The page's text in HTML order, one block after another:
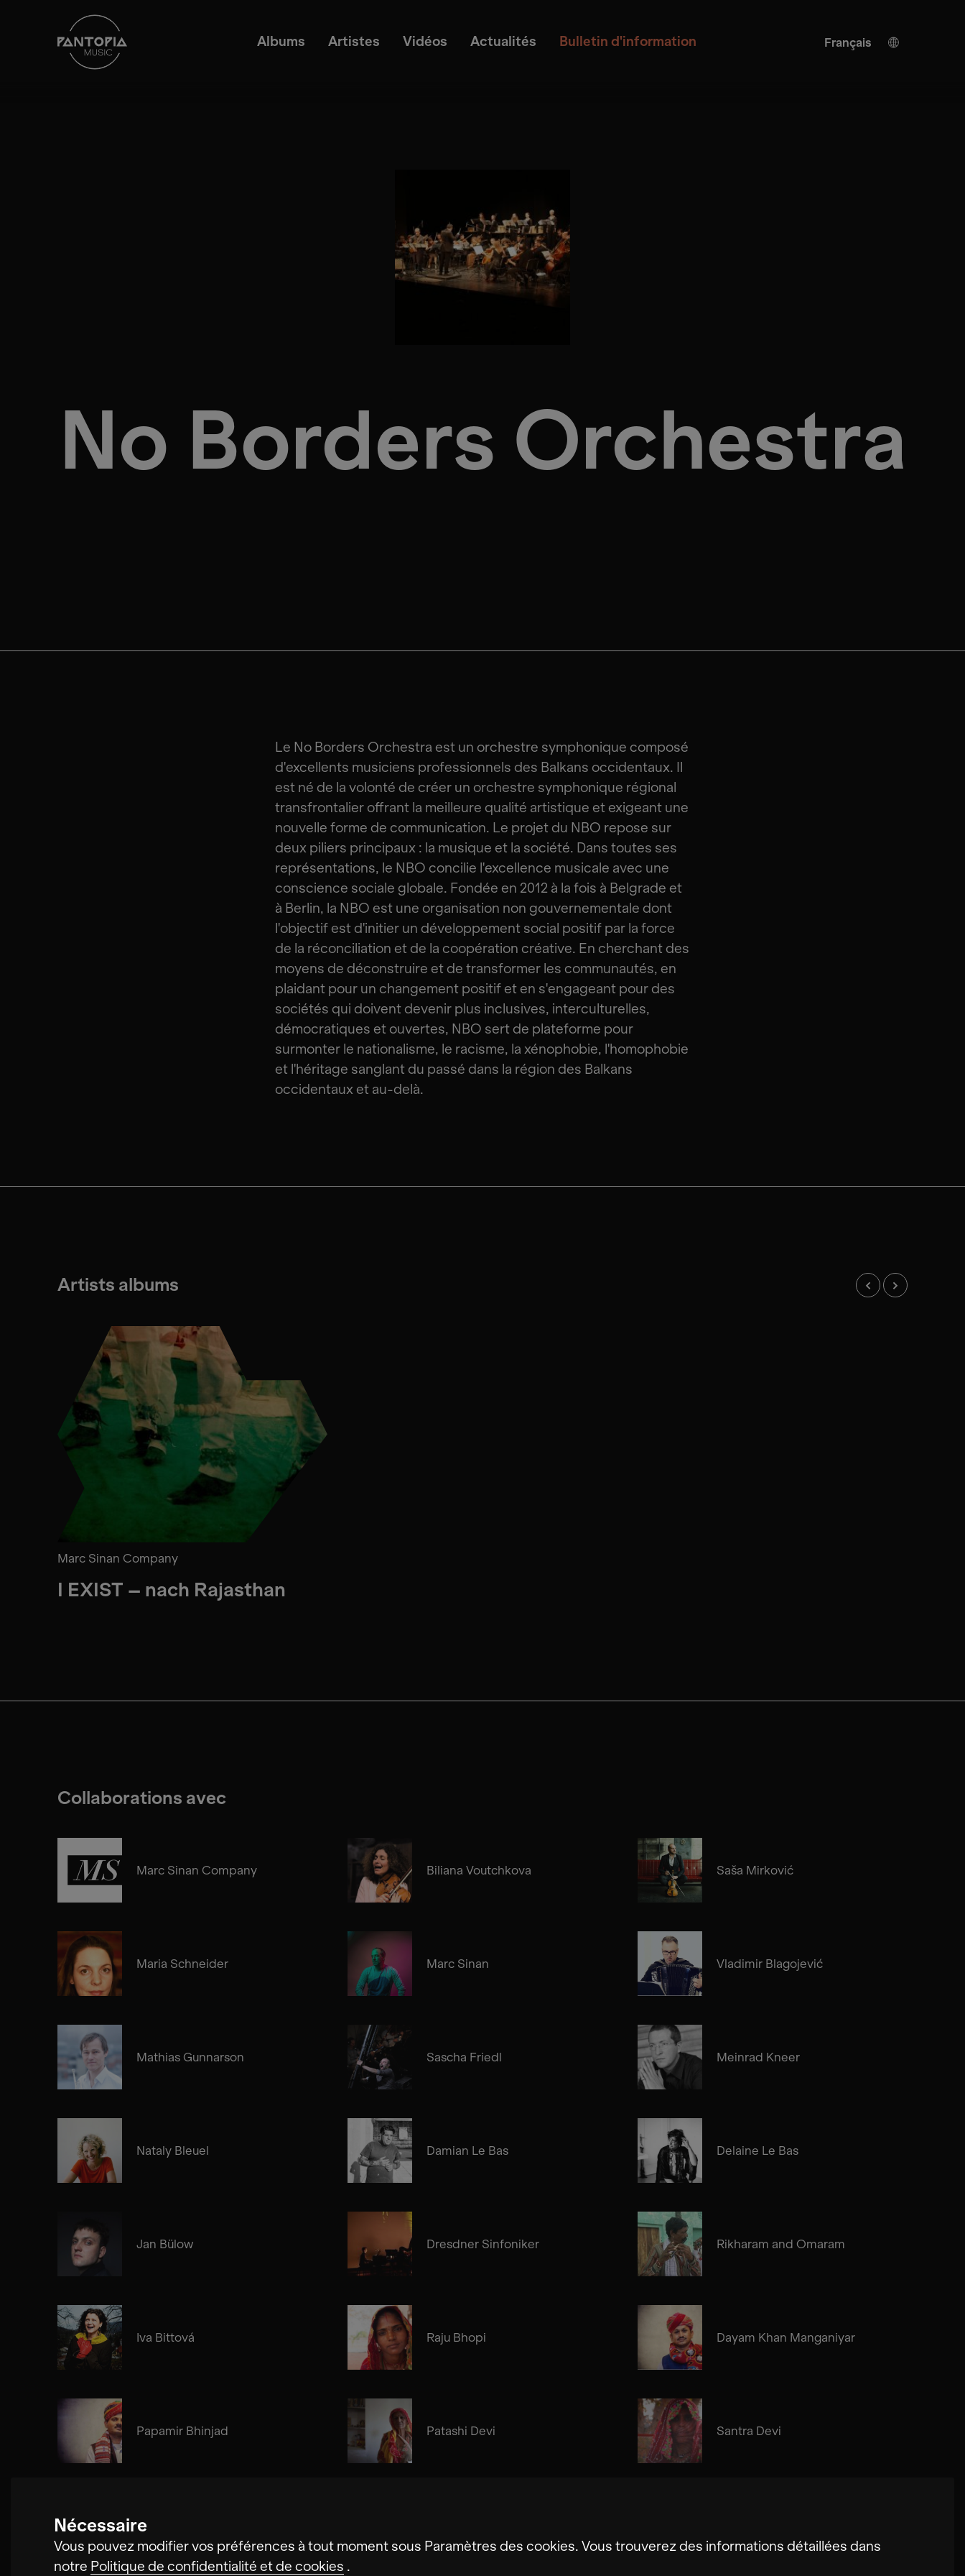
Albums Artistes Vidéos Actualités Bulletin d'information
Français
Nécessaire
Vous pouvez modifier vos préférences à tout moment sous Paramètres des cookies. Vous trouverez des informations détaillées dans
notre Politique de confidentialité et de cookies .
No Borders Orchestra
Le No Borders Orchestra est un orchestre symphonique composé
d'excellents musiciens professionnels des Balkans occidentaux. Il
est né de la volonté de créer un orchestre symphonique régional
transfrontalier offrant la meilleure qualité artistique et exigeant une
nouvelle forme de communication. Le projet du NBO repose sur
deux piliers principaux : la musique et la société. Dans toutes ses
représentations, le NBO concilie l'excellence musicale avec une
conscience sociale globale. Fondée en 2012 à la fois à Belgrade et
à Berlin, la NBO est une organisation non gouvernementale dont
l'objectif est d'initier un développement social positif par la force
de la réconciliation et de la coopération créative. En cherchant des
moyens de déconstruire et de transformer les communautés, en
plaidant pour un changement positif et en s'engageant pour des
sociétés qui doivent devenir plus inclusives, interculturelles,
démocratiques et ouvertes, NBO sert de plateforme pour
surmonter le nationalisme, le racisme, la xénophobie, l'homophobie
et l'héritage sanglant du passé dans la région des Balkans
occidentaux et au-delà.
Artists albums
Marc Sinan Company
I EXIST – nach Rajasthan
Collaborations avec
Marc Sinan Company Biliana Voutchkova Saša Mirković
Maria Schneider Marc Sinan Vladimir Blagojević
Mathias Gunnarson Sascha Friedl Meinrad Kneer
Nataly Bleuel Damian Le Bas Delaine Le Bas
Jan Bülow Dresdner Sinfoniker Rikharam and Omaram
Iva Bittová Raju Bhopi Dayam Khan Manganiyar
Papamir Bhinjad Patashi Devi Santra Devi
Cosima Gerhardt